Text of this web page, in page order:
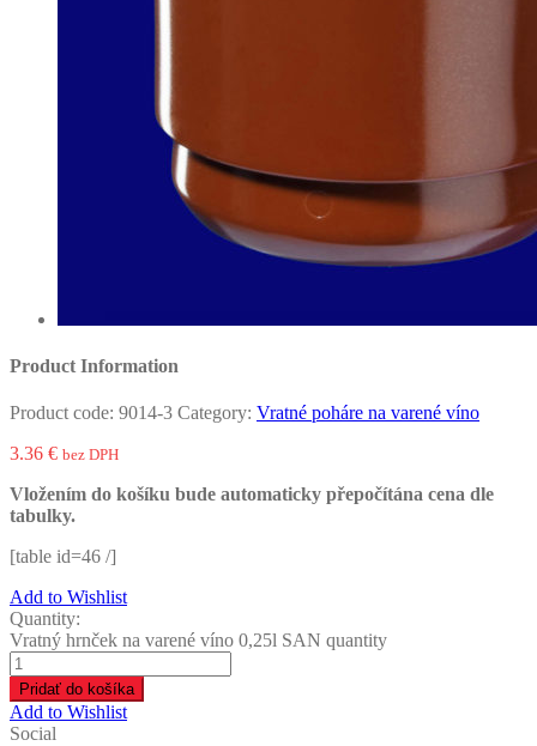
Product Information
Product code: 9014-3 Category: Vratné poháre na varené víno
3.36 € bez DPH
Vložením do košíku bude automaticky přepočítána cena dle
tabulky.
[table id=46 /]
Add to Wishlist
Quantity:
Vratný hrnček na varené víno 0,25l SAN quantity
Pridať do košíka
Add to Wishlist
Social